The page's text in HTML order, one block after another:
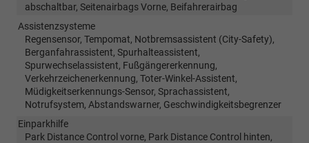
abschaltbar, Seitenairbags Vorne, Beifahrerairbag
Assistenzsysteme
Regensensor, Tempomat, Notbremsassistent (City-Safety),
Berganfahrassistent, Spurhalteassistent,
Spurwechselassistent, Fußgängererkennung,
Verkehrzeichenerkennung, Toter-Winkel-Assistent,
Müdigkeitserkennungs-Sensor, Sprachassistent,
Notrufsystem, Abstandswarner, Geschwindigkeitsbegrenzer
Einparkhilfe
Park Distance Control vorne, Park Distance Control hinten,